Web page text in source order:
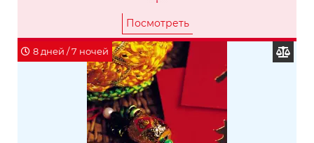
Посмотреть
8 дней / 7 ночей